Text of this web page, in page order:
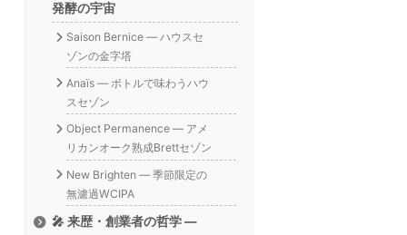
発酵の宇宙
Saison Bernice — ハウスセ
ゾンの金字塔
Anaïs — ボトルで味わうハウ
スセゾン
Object Permanence — アメ
リカンオーク熟成Brettセゾン
New Brighten — 季節限定の
無濾過WCIPA
🎤 来歴・創業者の哲学 —